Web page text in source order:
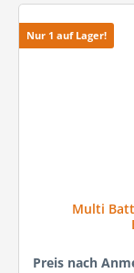
Nur 1 auf Lager!
Multi
Preis nach